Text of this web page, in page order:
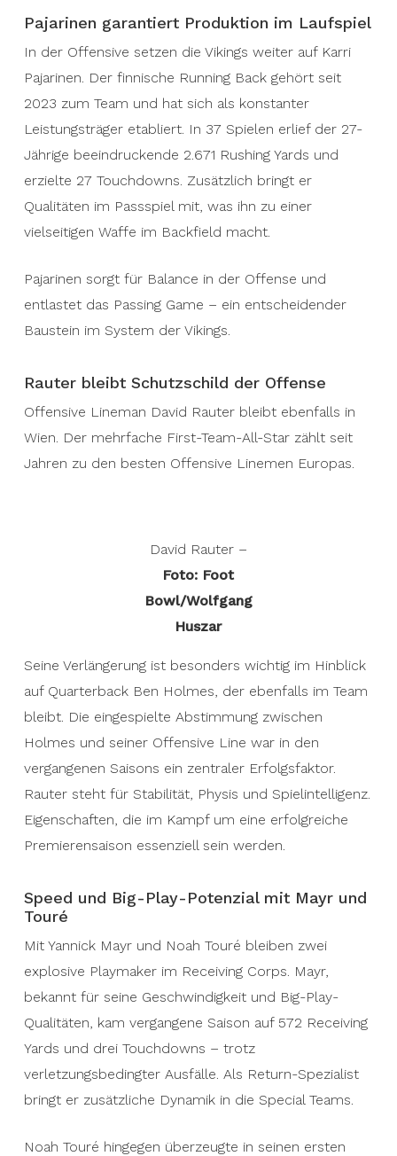
Pajarinen garantiert Produktion im Laufspiel
In der Offensive setzen die Vikings weiter auf Karri
Pajarinen. Der finnische Running Back gehört seit
2023 zum Team und hat sich als konstanter
Leistungsträger etabliert. In 37 Spielen erlief der 27-
Jährige beeindruckende 2.671 Rushing Yards und
erzielte 27 Touchdowns. Zusätzlich bringt er
Qualitäten im Passspiel mit, was ihn zu einer
vielseitigen Waffe im Backfield macht.
Pajarinen sorgt für Balance in der Offense und
entlastet das Passing Game – ein entscheidender
Baustein im System der Vikings.
Rauter bleibt Schutzschild der Offense
Offensive Lineman David Rauter bleibt ebenfalls in
Wien. Der mehrfache First-Team-All-Star zählt seit
Jahren zu den besten Offensive Linemen Europas.
David Rauter –
Foto: Foot
Bowl/Wolfgang
Huszar
Seine Verlängerung ist besonders wichtig im Hinblick
auf Quarterback Ben Holmes, der ebenfalls im Team
bleibt. Die eingespielte Abstimmung zwischen
Holmes und seiner Offensive Line war in den
vergangenen Saisons ein zentraler Erfolgsfaktor.
Rauter steht für Stabilität, Physis und Spielintelligenz.
Eigenschaften, die im Kampf um eine erfolgreiche
Premierensaison essenziell sein werden.
Speed und Big-Play-Potenzial mit Mayr und
Touré
Mit Yannick Mayr und Noah Touré bleiben zwei
explosive Playmaker im Receiving Corps. Mayr,
bekannt für seine Geschwindigkeit und Big-Play-
Qualitäten, kam vergangene Saison auf 572 Receiving
Yards und drei Touchdowns – trotz
verletzungsbedingter Ausfälle. Als Return-Spezialist
bringt er zusätzliche Dynamik in die Special Teams.
Noah Touré hingegen überzeugte in seinen ersten